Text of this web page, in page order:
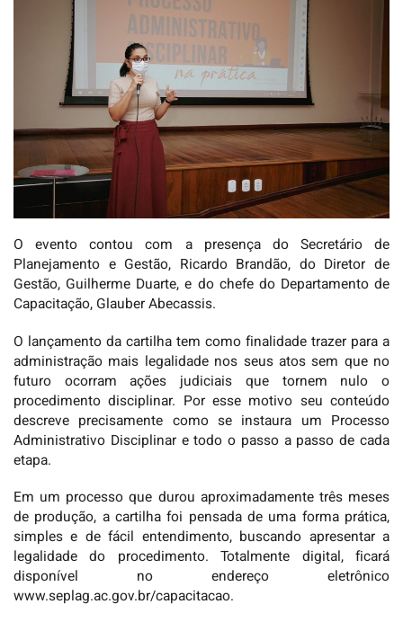
O evento contou com a presença do Secretário de
Planejamento e Gestão, Ricardo Brandão, do Diretor de
Gestão, Guilherme Duarte, e do chefe do Departamento de
Capacitação, Glauber Abecassis.
O lançamento da cartilha tem como finalidade trazer para a
administração mais legalidade nos seus atos sem que no
futuro ocorram ações judiciais que tornem nulo o
procedimento disciplinar. Por esse motivo seu conteúdo
descreve precisamente como se instaura um Processo
Administrativo Disciplinar e todo o passo a passo de cada
etapa.
Em um processo que durou aproximadamente três meses
de produção, a cartilha foi pensada de uma forma prática,
simples e de fácil entendimento, buscando apresentar a
legalidade do procedimento. Totalmente digital, ficará
disponível no endereço eletrônico
www.seplag.ac.gov.br/capacitacao.